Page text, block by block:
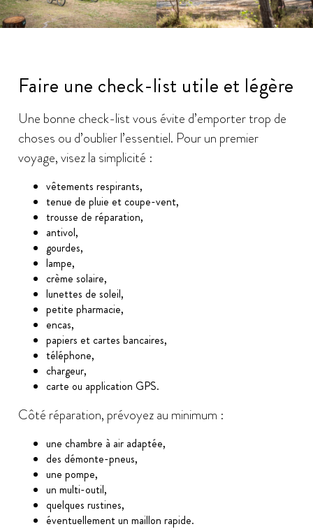
Faire une check-list utile et légère
Une bonne check-list vous évite d’emporter trop de
choses ou d’oublier l’essentiel. Pour un premier
voyage, visez la simplicité :
vêtements respirants,
tenue de pluie et coupe-vent,
trousse de réparation,
antivol,
gourdes,
lampe,
crème solaire,
lunettes de soleil,
petite pharmacie,
encas,
papiers et cartes bancaires,
téléphone,
chargeur,
carte ou application GPS.
Côté réparation, prévoyez au minimum :
une chambre à air adaptée,
des démonte-pneus,
une pompe,
un multi-outil,
quelques rustines,
éventuellement un maillon rapide.